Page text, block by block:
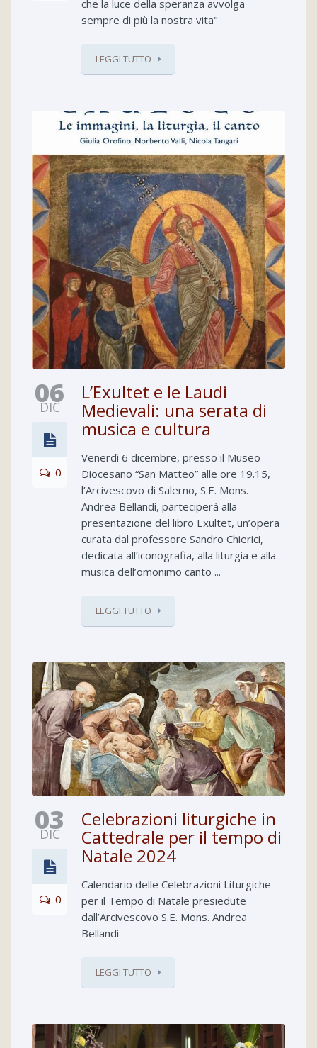
che la luce della speranza avvolga
sempre di più la nostra vita"
LEGGI TUTTO
06
DIC
0
L’Exultet e le Laudi
Medievali: una serata di
musica e cultura
Venerdì 6 dicembre, presso il Museo
Diocesano “San Matteo” alle ore 19.15,
l’Arcivescovo di Salerno, S.E. Mons.
Andrea Bellandi, parteciperà alla
presentazione del libro Exultet, un’opera
curata dal professore Sandro Chierici,
dedicata all’iconografia, alla liturgia e alla
musica dell’omonimo canto ...
LEGGI TUTTO
03
DIC
0
Celebrazioni liturgiche in
Cattedrale per il tempo di
Natale 2024
Calendario delle Celebrazioni Liturgiche
per il Tempo di Natale presiedute
dall’Arcivescovo S.E. Mons. Andrea
Bellandi
LEGGI TUTTO